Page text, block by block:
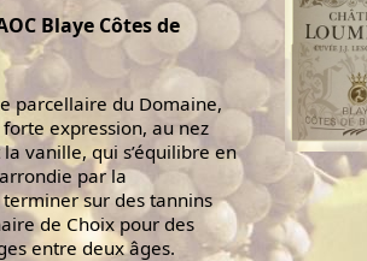
Blaye Côtes de
parcellaire du Domaine,
expression, au nez
vanille, qui s’équilibre en
par la
sur des tannins
de Choix pour des
entre deux âges.